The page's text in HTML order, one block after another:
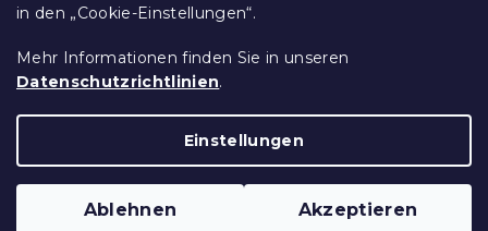
in den „Cookie-Einstellungen“.
Mehr Informationen finden Sie in unseren
Datenschutzrichtlinien.
Einstellungen
Ablehnen Akzeptieren
Größentabellen
Copyright 2026Schlafen Welt. Alle Rechte
vorbehalten.
Cookie-Einstellungen ändern